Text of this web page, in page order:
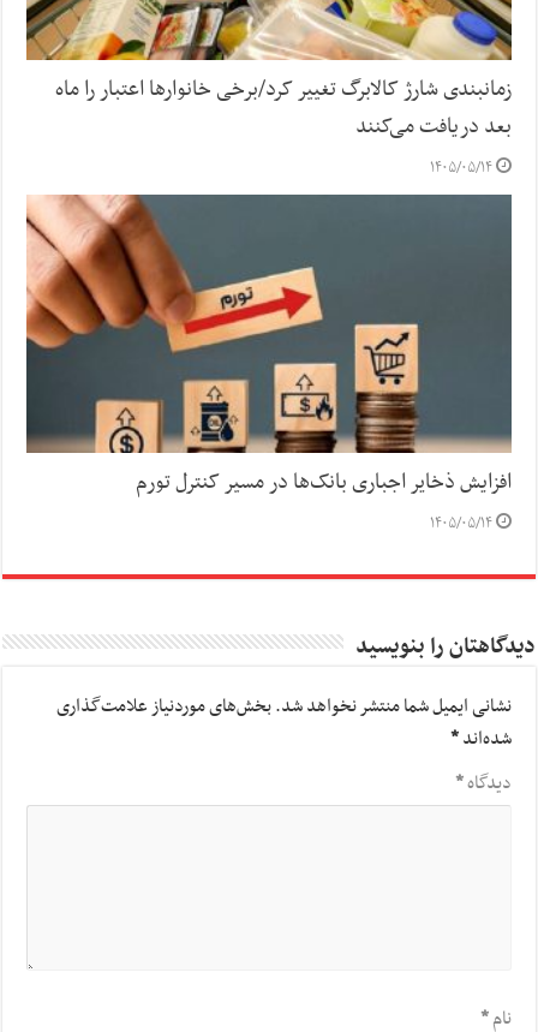
زمانبندی شارژ کالابرگ تغییر کرد/برخی خانوارها اعتبار را ماه
بعد دریافت می‌کنند
۱۴۰۵/۰۵/۱۴
افزایش ذخایر اجباری بانک‌ها در مسیر کنترل تورم
۱۴۰۵/۰۵/۱۴
دیدگاهتان را بنویسید
نشانی ایمیل شما منتشر نخواهد شد.بخش‌های موردنیاز علامت‌گذاری
شده‌اند*
دیدگاه*
نام*